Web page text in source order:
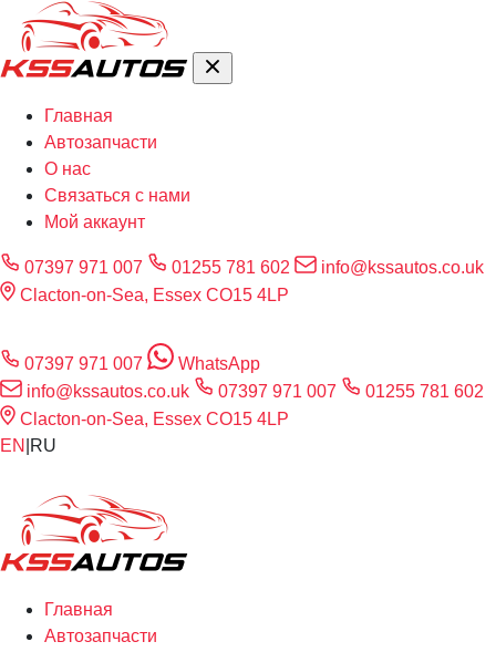
Главная
Автозапчасти
О нас
Связаться с нами
Мой аккаунт
07397 971 007 01255 781 602
info@kssautos.co.uk
Clacton-on-Sea, Essex CO15 4LP
07397 971 007
WhatsApp
info@kssautos.co.uk
07397 971 007
01255 781 602
Clacton-on-Sea, Essex CO15 4LP
EN RU
Главная
Автозапчасти